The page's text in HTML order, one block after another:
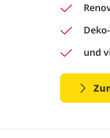
und